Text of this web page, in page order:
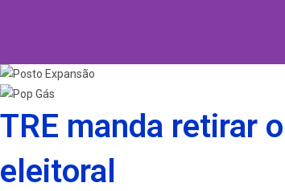
TRE manda retirar
eleitoral